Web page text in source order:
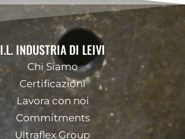
I.L. INDUSTRIA DI LEIVI
Chi Siamo
Certificazioni
Lavora con noi
Commitments
Ultraflex Group